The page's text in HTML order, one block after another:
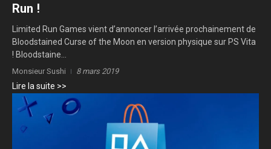
Run !
Limited Run Games vient d’annoncer l’arrivée prochainement de
Bloodstained Curse of the Moon en version physique sur PS Vita
! Bloodstaine...
Monsieur Sushi 8 mars 2019
Lire la suite >>